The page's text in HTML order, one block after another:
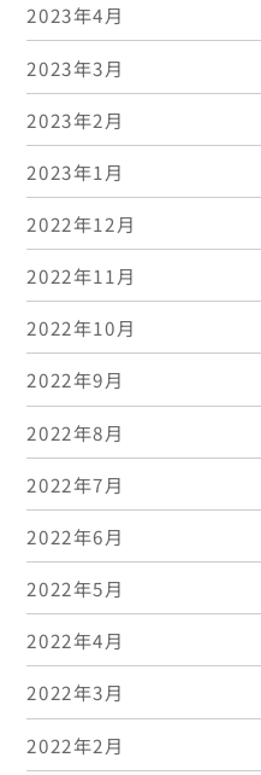
2023年4月
2023年3月
2023年2月
2023年1月
2022年12月
2022年11月
2022年10月
2022年9月
2022年8月
2022年7月
2022年6月
2022年5月
2022年4月
2022年3月
2022年2月